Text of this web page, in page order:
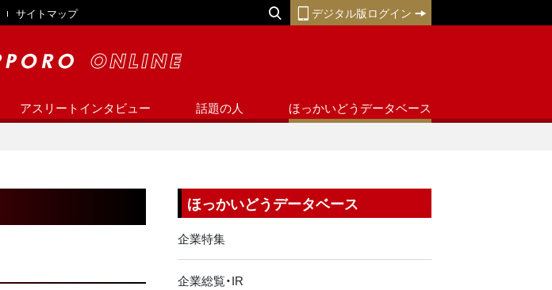
サイトマップ デジタル版ログイン
アスリートインタビュー 話題の人 ほっかいどうデータベース
ほっかいどうデータベース
企業特集
企業総覧・IR